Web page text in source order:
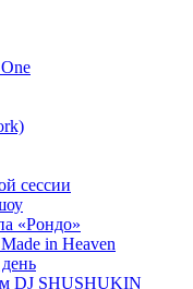
сессии
«Рондо»
in Heaven
DJ SHUSHUKIN